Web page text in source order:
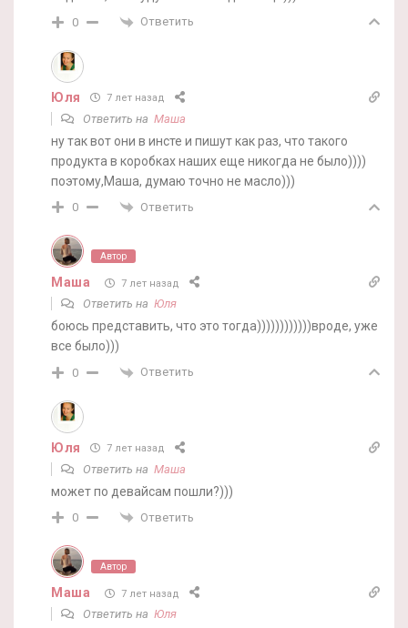
0 Ответить
Юля 7 лет назад
Ответить на Маша
ну так вот они в инсте и пишут как раз, что такого
продукта в коробках наших еще никогда не было))))
поэтому,Маша, думаю точно не масло)))
0 Ответить
Автор
Маша 7 лет назад
Ответить на Юля
боюсь представить, что это тогда))))))))))))вроде, уже
все было)))
0 Ответить
Юля 7 лет назад
Ответить на Маша
может по девайсам пошли?)))
0 Ответить
Автор
Маша 7 лет назад
Ответить на Юля